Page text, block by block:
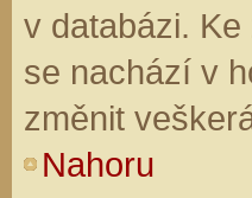
v databázi.
se nachází v
změnit
Nahoru